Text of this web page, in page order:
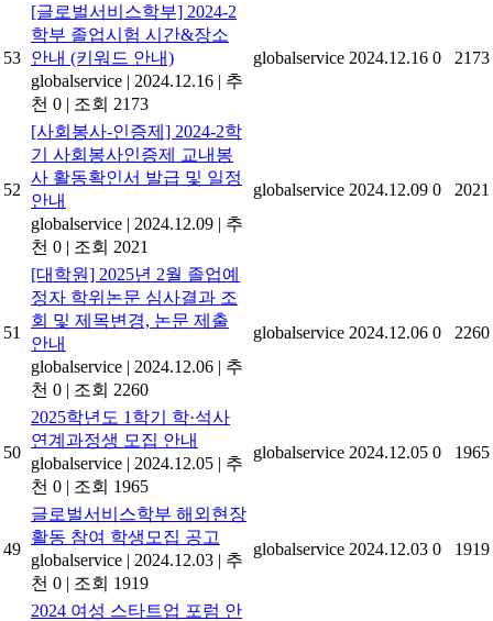
53
[글로벌서비스학부] 2024-2
학부 졸업시험 시간&장소
안내 (키워드 안내)
globalservice | 2024.12.16 | 추
천 0 | 조회 2173
globalservice 2024.12.16 0 2173
52
[사회봉사-인증제] 2024-2학
기 사회봉사인증제 교내봉
사 활동확인서 발급 및 일정
안내
globalservice | 2024.12.09 | 추
천 0 | 조회 2021
globalservice 2024.12.09 0 2021
51
[대학원] 2025년 2월 졸업예
정자 학위논문 심사결과 조
회 및 제목변경, 논문 제출
안내
globalservice | 2024.12.06 | 추
천 0 | 조회 2260
globalservice 2024.12.06 0 2260
50
2025학년도 1학기 학·석사
연계과정생 모집 안내
globalservice | 2024.12.05 | 추
천 0 | 조회 1965
globalservice 2024.12.05 0 1965
49
글로벌서비스학부 해외현장
활동 참여 학생모집 공고
globalservice | 2024.12.03 | 추
천 0 | 조회 1919
globalservice 2024.12.03 0 1919
2024 여성 스타트업 포럼 안